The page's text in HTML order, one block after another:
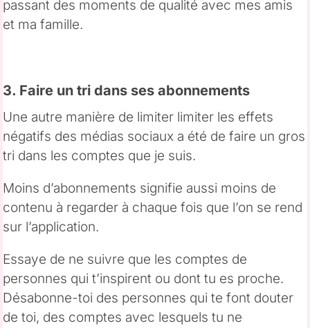
passant des moments de qualité avec mes amis
et ma famille.
3. Faire un tri dans ses abonnements
Une autre manière de limiter limiter les effets
négatifs des médias sociaux a été de faire un gros
tri dans les comptes que je suis.
Moins d’abonnements signifie aussi moins de
contenu à regarder à chaque fois que l’on se rend
sur l’application.
Essaye de ne suivre que les comptes de
personnes qui t’inspirent ou dont tu es proche.
Désabonne-toi des personnes qui te font douter
de toi, des comptes avec lesquels tu ne